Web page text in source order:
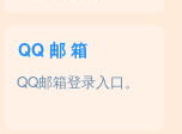
QQ 邮 箱
QQ邮箱登录入口。